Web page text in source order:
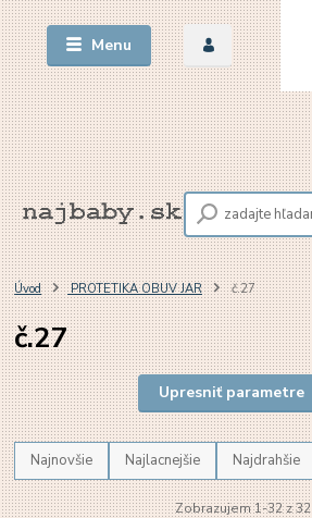
Menu
Úvod PROTETIKA OBUV JAR č.27
č.27
Upresniť parametre
Najnovšie Najlacnejšie Najdrahšie
Zobrazujem 1-32 z 32